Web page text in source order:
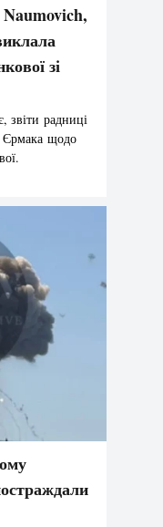
зі
звіти радниці
Єрмака щодо